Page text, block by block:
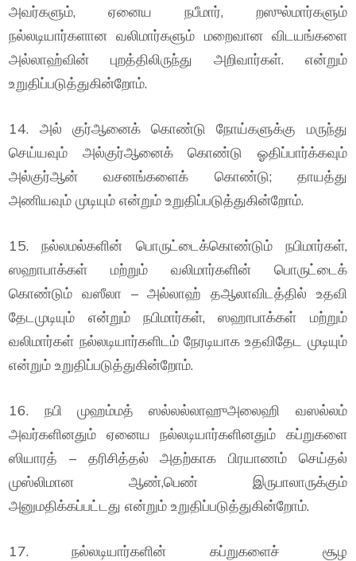
அவர்களும், ஏனைய நபீமார், றஸுல்மார்களும்
நல்லடியார்களான வலிமார்களும் மறைவான விடயங்களை
அல்லாஹ்வின் புறத்திலிருந்து அறிவார்கள். என்றும்
உறுதிப்படுத்துகின்றோம்.
14. அல் குர்ஆனைக் கொண்டு நோய்களுக்கு மருந்து
செய்யவும் அல்குர்ஆனைக் கொண்டு ஓதிப்பார்க்கவும்
அல்குர்ஆன் வசனங்களைக் கொண்டு; தாயத்து
அணியவும் முடியும் என்றும் உறுதிப்படுத்துகின்றோம்.
15. நல்லமல்களின் பொருட்டைக்கொண்டும் நபிமார்கள்,
ஸஹாபாக்கள் மற்றும் வலிமார்களின் பொருட்டைக்
கொண்டும் வஸீலா – அல்லாஹ் தஆலாவிடத்தில் உதவி
தேடமுடியும் என்றும் நபிமார்கள், ஸஹாபாக்கள் மற்றும்
வலிமார்கள் நல்லடியார்களிடம் நேரடியாக உதவிதேட முடியும்
என்றும் உறுதிப்படுத்துகின்றோம்.
16. நபி முஹம்மத் ஸல்லல்லாஹுஅலைஹி வஸல்லம்
அவர்களினதும் ஏனைய நல்லடியார்களினதும் கப்றுகளை
ஸியாரத் – தரிசித்தல் அதற்காக பிரயாணம் செய்தல்
முஸ்லிமான ஆண்,பெண் இருபாலாருக்கும்
அனுமதிக்கப்பட்டது என்றும் உறுதிப்படுத்துகின்றோம்.
17. நல்லடியார்களின் கப்றுகளைச் சூழ